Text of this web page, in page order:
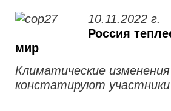
10.11.2022 г.
Россия
мир
Климатические
констатируют